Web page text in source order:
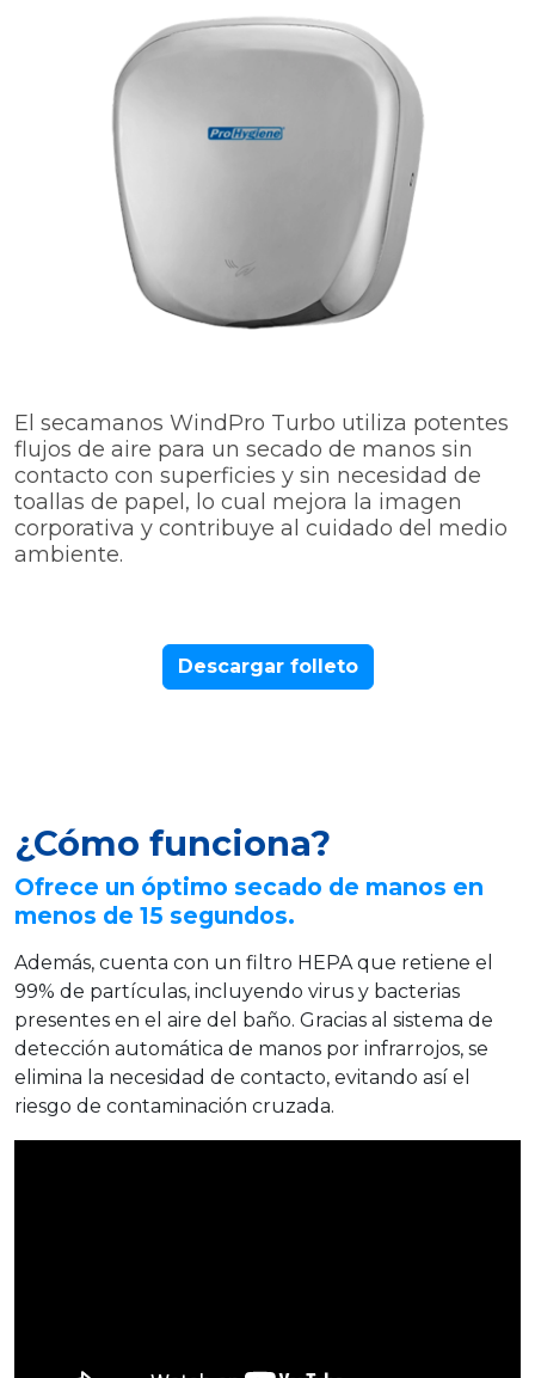
El secamanos WindPro Turbo utiliza potentes
flujos de aire para un secado de manos sin
contacto con superficies y sin necesidad de
toallas de papel, lo cual mejora la imagen
corporativa y contribuye al cuidado del medio
ambiente.
Descargar folleto
¿Cómo funciona?
Ofrece un óptimo secado de manos en
menos de 15 segundos.
Además, cuenta con un filtro HEPA que retiene el
99% de partículas, incluyendo virus y bacterias
presentes en el aire del baño. Gracias al sistema de
detección automática de manos por infrarrojos, se
elimina la necesidad de contacto, evitando así el
riesgo de contaminación cruzada.